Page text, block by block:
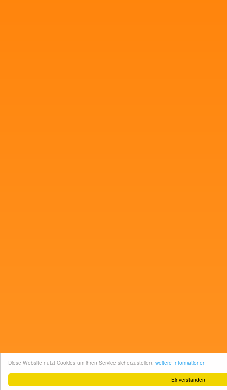
Einverstanden
Diese Website nutzt Cookies um ihren Service sicherzustellen. weitere Informationen